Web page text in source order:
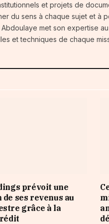
et projets de
du sens à chaque sujet et à
met son expertise
et techniques de chaque
prévoit une
ses revenus au
grâce à la